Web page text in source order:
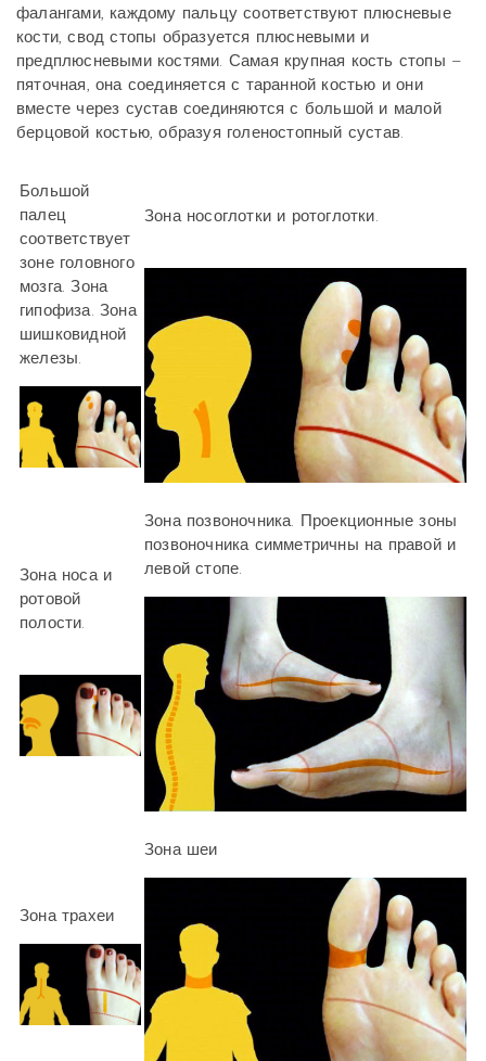
фалангами, каждому пальцу соответствуют плюсневые
кости, свод стопы образуется плюсневыми и
предплюсневыми костями. Самая крупная кость стопы –
пяточная, она соединяется с таранной костью и они
вместе через сустав соединяются с большой и малой
берцовой костью, образуя голеностопный сустав.
Большой
палец
соответствует
зоне головного
мозга. Зона
гипофиза. Зона
шишковидной
железы.
Зона носоглотки и ротоглотки.
Зона носа и
ротовой
полости.
Зона позвоночника. Проекционные зоны
позвоночника симметричны на правой и
левой стопе.
Зона трахеи
Зона шеи